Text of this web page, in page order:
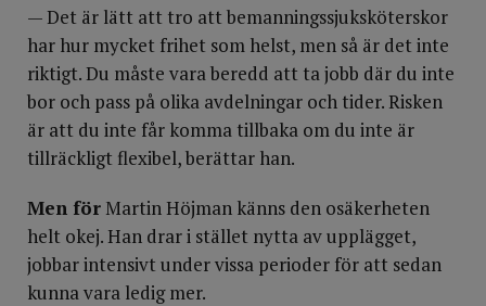
— Det är lätt att tro att bemanningssjuksköterskor
har hur mycket frihet som helst, men så är det inte
riktigt. Du måste vara beredd att ta jobb där du inte
bor och pass på olika avdelningar och tider. Risken
är att du inte får komma tillbaka om du inte är
tillräckligt flexibel, berättar han.
Men för Martin Höjman känns den osäkerheten
helt okej. Han drar i stället nytta av upplägget,
jobbar intensivt under vissa perioder för att sedan
kunna vara ledig mer.